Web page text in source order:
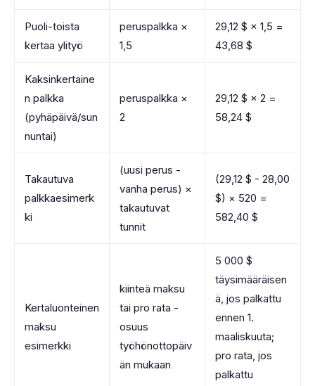
Puoli-toista
kertaa ylityö
peruspalkka ×
1,5
29,12 $ × 1,5 =
43,68 $
Kaksinkertaine
n palkka
(pyhäpäivä/sun
nuntai)
peruspalkka ×
2
29,12 $ × 2 =
58,24 $
Takautuva
palkkaesimerk
ki
(uusi perus -
vanha perus) ×
takautuvat
tunnit
(29,12 $ - 28,00
$) × 520 =
582,40 $
Kertaluonteinen
maksu
esimerkki
kiinteä maksu
tai pro rata -
osuus
työhönottopäiv
än mukaan
5 000 $
täysimääräisen
ä, jos palkattu
ennen 1.
maaliskuuta;
pro rata, jos
palkattu